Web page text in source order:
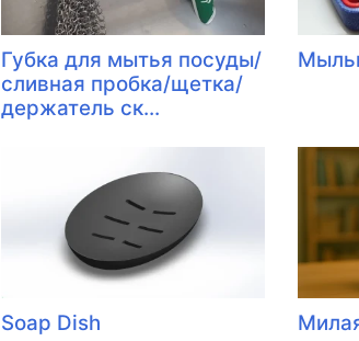
Губка для мытья посуды/
сливная пробка/щетка/
держатель ск...
Soap Dish